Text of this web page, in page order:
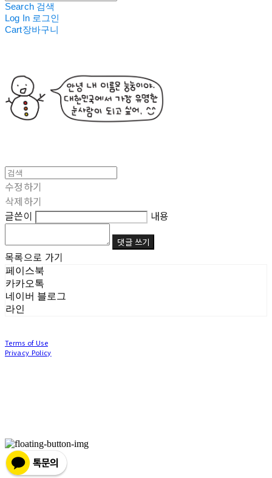
Search 검색
Log In 로그인
Cart장바구니
수정하기
삭제하기
글쓴이
내용
댓글 쓰기
목록으로 가기
페이스북
카카오톡
네이버 블로그
라인
Terms of Use
Privacy Policy